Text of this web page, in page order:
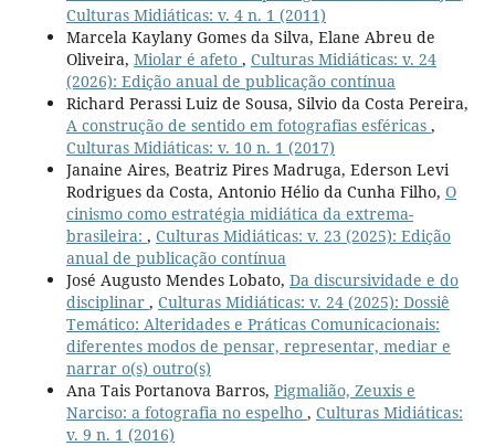
Culturas Midiáticas: v. 4 n. 1 (2011)
Marcela Kaylany Gomes da Silva, Elane Abreu de
Oliveira, Miolar é afeto , Culturas Midiáticas: v. 24
(2026): Edição anual de publicação contínua
Richard Perassi Luiz de Sousa, Silvio da Costa Pereira,
A construção de sentido em fotografias esféricas ,
Culturas Midiáticas: v. 10 n. 1 (2017)
Janaine Aires, Beatriz Pires Madruga, Ederson Levi
Rodrigues da Costa, Antonio Hélio da Cunha Filho, O
cinismo como estratégia midiática da extrema-
brasileira: , Culturas Midiáticas: v. 23 (2025): Edição
anual de publicação contínua
José Augusto Mendes Lobato, Da discursividade e do
disciplinar , Culturas Midiáticas: v. 24 (2025): Dossiê
Temático: Alteridades e Práticas Comunicacionais:
diferentes modos de pensar, representar, mediar e
narrar o(s) outro(s)
Ana Tais Portanova Barros, Pigmalião, Zeuxis e
Narciso: a fotografia no espelho , Culturas Midiáticas:
v. 9 n. 1 (2016)